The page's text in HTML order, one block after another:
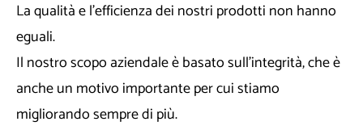
La qualità e l'efficienza dei nostri prodotti non hanno
eguali.
Il nostro scopo aziendale è basato sull’integrità, che è
anche un motivo importante per cui stiamo
migliorando sempre di più.